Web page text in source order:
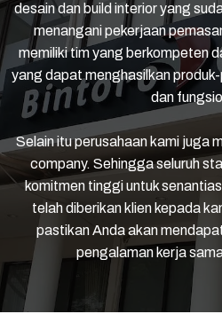
desain dan build interior yang
menangani pekerjaan
memiliki tim yang berkompeten
yang dapat menghasilkan
dan
Selain itu perusahaan kami juga
company. Sehingga seluruh
komitmen tinggi untuk
telah diberikan klien kepada
pastikan Anda akan
pengalaman kerja